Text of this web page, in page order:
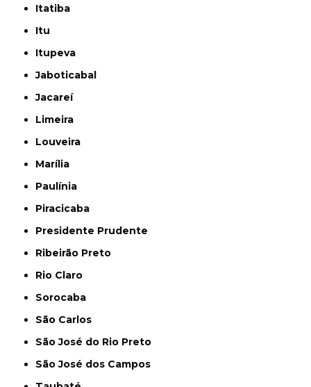
Itatiba
Itu
Itupeva
Jaboticabal
Jacareí
Limeira
Louveira
Marília
Paulínia
Piracicaba
Presidente Prudente
Ribeirão Preto
Rio Claro
Sorocaba
São Carlos
São José do Rio Preto
São José dos Campos